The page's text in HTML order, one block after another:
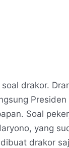
drakor.
Soal
yang
drakor